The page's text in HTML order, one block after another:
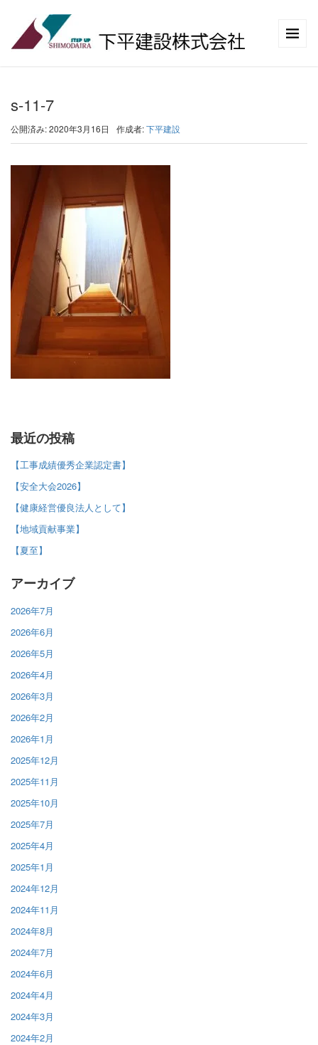
s-11-7
公開済み: 2020年3月16日 作成者:下平建設
最近の投稿
【工事成績優秀企業認定書】
【安全大会2026】
【健康経営優良法人として】
【地域貢献事業】
【夏至】
アーカイブ
2026年7月
2026年6月
2026年5月
2026年4月
2026年3月
2026年2月
2026年1月
2025年12月
2025年11月
2025年10月
2025年7月
2025年4月
2025年1月
2024年12月
2024年11月
2024年8月
2024年7月
2024年6月
2024年4月
2024年3月
2024年2月